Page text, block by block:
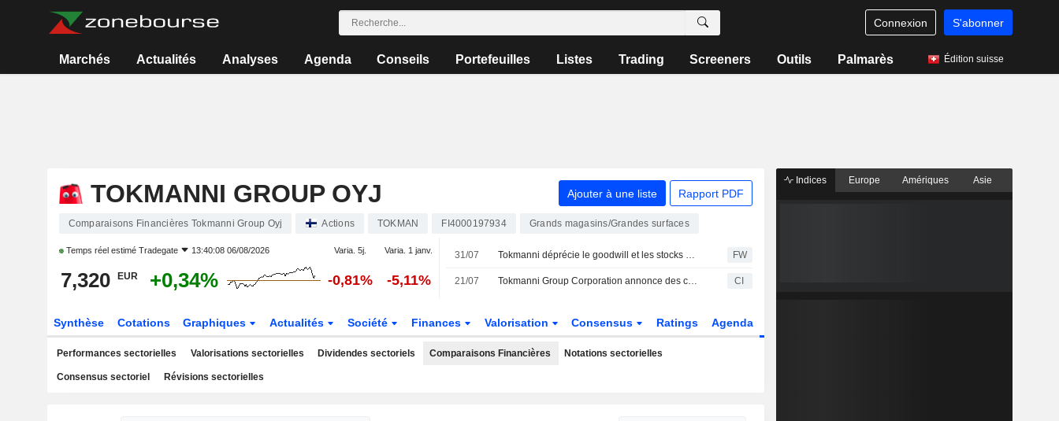
Connexion S'abonner
Marchés Actualités Analyses Agenda Conseils Portefeuilles Listes Trading Screeners Outils Palmarès Édition suisse
TOKMANNI GROUP OYJ Ajouter à une liste Rapport PDF
Comparaisons Financières Tokmanni Group Oyj Actions TOKMAN FI4000197934 Grands magasins/Grandes surfaces
Temps réel estimé Tradegate 13:40:08 06/08/2026 Varia. 5j. Varia. 1 janv.
7,320 EUR +0,34% -0,81% -5,11%
31/07 Tokmanni déprécie le goodwill et les stocks de Dollarstore pour un montant total de 36 millions d'euros FW
21/07 Tokmanni Group Corporation annonce des changements au sein de sa direction CI
Synthèse Cotations Graphiques Actualités Société Finances Valorisation Consensus Ratings Agenda
Performances sectorielles Valorisations sectorielles Dividendes sectoriels Comparaisons Financières Notations sectorielles
Consensus sectoriel Révisions sectorielles
Indices Europe Amériques Asie